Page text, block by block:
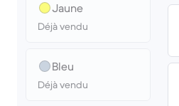
Jaune
Déjà vendu
Bleu
Déjà vendu